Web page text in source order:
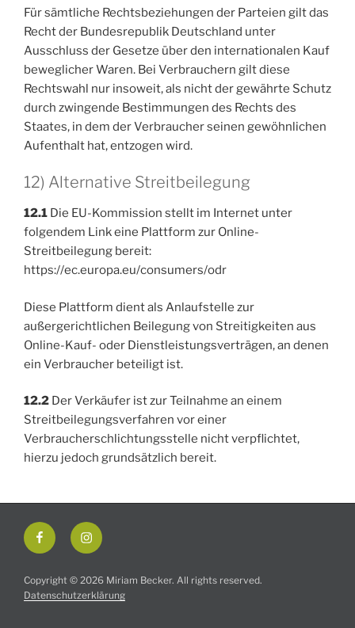
Für sämtliche Rechtsbeziehungen der Parteien gilt das
Recht der Bundesrepublik Deutschland unter
Ausschluss der Gesetze über den internationalen Kauf
beweglicher Waren. Bei Verbrauchern gilt diese
Rechtswahl nur insoweit, als nicht der gewährte Schutz
durch zwingende Bestimmungen des Rechts des
Staates, in dem der Verbraucher seinen gewöhnlichen
Aufenthalt hat, entzogen wird.
12) Alternative Streitbeilegung
12.1 Die EU-Kommission stellt im Internet unter
folgendem Link eine Plattform zur Online-
Streitbeilegung bereit:
https://ec.europa.eu/consumers/odr
Diese Plattform dient als Anlaufstelle zur
außergerichtlichen Beilegung von Streitigkeiten aus
Online-Kauf- oder Dienstleistungsverträgen, an denen
ein Verbraucher beteiligt ist.
12.2 Der Verkäufer ist zur Teilnahme an einem
Streitbeilegungsverfahren vor einer
Verbraucherschlichtungsstelle nicht verpflichtet,
hierzu jedoch grundsätzlich bereit.
FacebookInstagram
Copyright © 2026 Miriam Becker. All rights reserved.
Datenschutzerklärung